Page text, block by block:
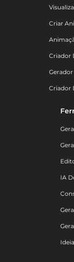
Criar
Criador
Criador
IA